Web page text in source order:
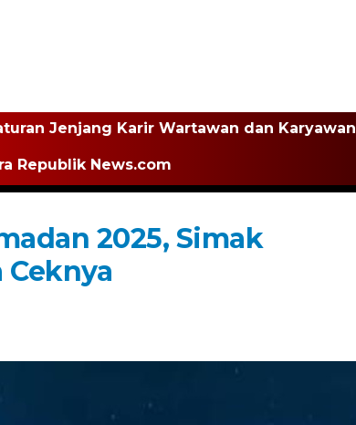
Jenjang Karir Wartawan dan Karyawan
Republik News.com
2025, Simak
Ceknya